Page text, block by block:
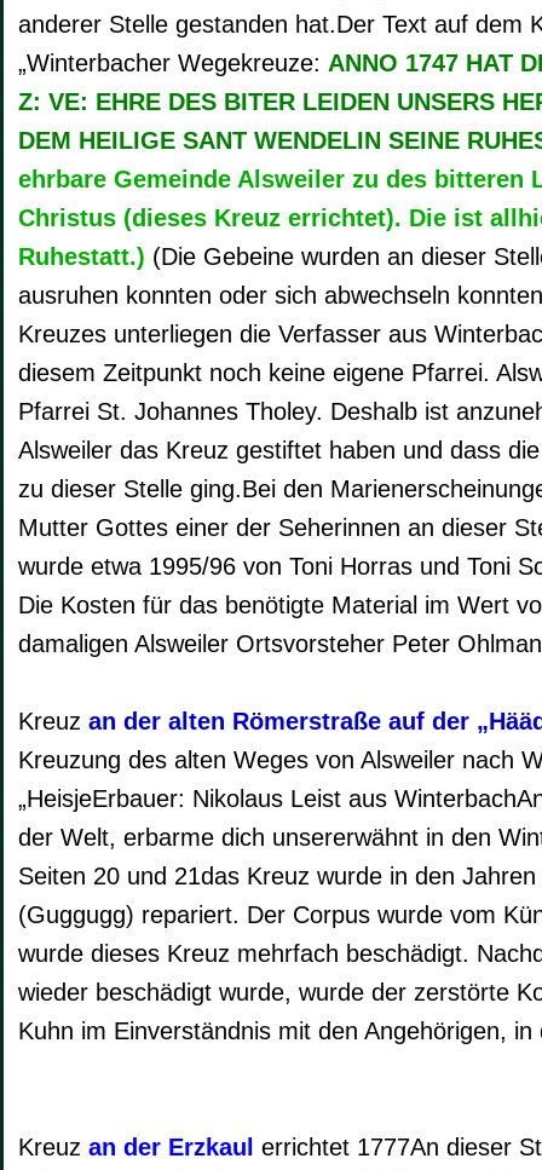
anderer Stelle gestanden hat.Der Text auf dem
„Winterbacher Wegekreuze: ANNO 1747 HAT
Z: VE: EHRE DES BITER LEIDEN UNSERS
DEM HEILIGE SANT WENDELIN SEINE
ehrbare Gemeinde Alsweiler zu des bitteren
Christus (dieses Kreuz errichtet). Die ist
Ruhestatt.) (Die Gebeine wurden an dieser
ausruhen konnten oder sich abwechseln
Kreuzes unterliegen die Verfasser aus
diesem Zeitpunkt noch keine eigene Pfarrei.
Pfarrei St. Johannes Tholey. Deshalb ist
Alsweiler das Kreuz gestiftet haben und dass
zu dieser Stelle ging.Bei den
Mutter Gottes einer der Seherinnen an dieser
wurde etwa 1995/96 von Toni Horras und Toni
Die Kosten für das benötigte Material im Wert
damaligen Alsweiler Ortsvorsteher Peter
Kreuz an der alten Römerstraße auf der
Kreuzung des alten Weges von Alsweiler nach
„HeisjeErbauer: Nikolaus Leist aus
der Welt, erbarme dich unsererwähnt in den
Seiten 20 und 21das Kreuz wurde in den
(Guggugg) repariert. Der Corpus wurde vom
wurde dieses Kreuz mehrfach beschädigt.
wieder beschädigt wurde, wurde der zerstörte
Kuhn im Einverständnis mit den Angehörigen,
Kreuz an der Erzkaul errichtet 1777An dieser